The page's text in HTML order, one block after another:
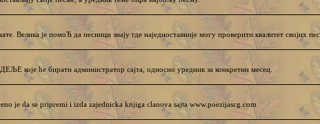
Велика је помоЋ да песници знају где наједноставније могу проверити квалитет својих
које ће бирати администратор сајта, односно уредник за конкретни месец.
je da se pripremi i izda zajednicka knjiga clanova sajta www.poezijascg.com